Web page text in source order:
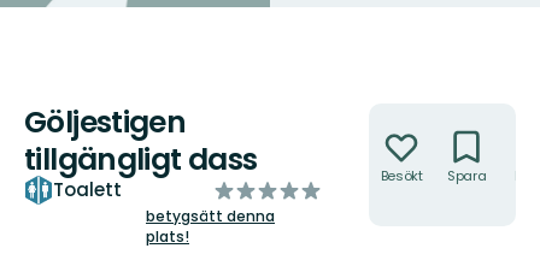
Göljestigen
tillgängligt dass
Toalett
av
5
betygsätt denna
plats!
Besökt Spara